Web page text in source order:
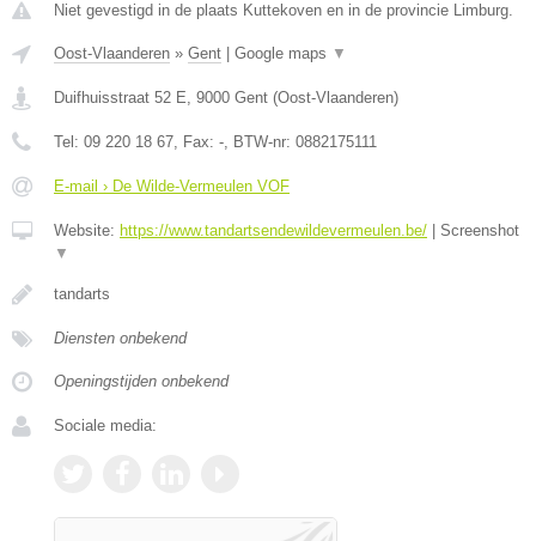
Niet gevestigd in de plaats Kuttekoven en in de provincie Limburg.
Oost-Vlaanderen » Gent Google maps ▼
Duifhuisstraat 52 E, 9000 Gent (Oost-Vlaanderen)
Tel: 09 220 18 67, Fax: -, BTW-nr: 0882175111
E-mail › De Wilde-Vermeulen VOF
Website: https://www.tandartsendewildevermeulen.be/
Screenshot
▼
tandarts
Diensten onbekend
Openingstijden onbekend
Sociale media: